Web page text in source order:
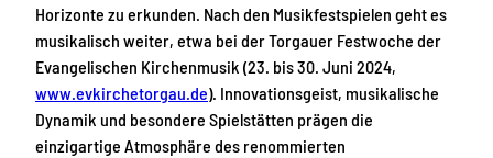
Horizonte zu erkunden. Nach den Musikfestspielen geht es
musikalisch weiter, etwa bei der Torgauer Festwoche der
Evangelischen Kirchenmusik (23. bis 30. Juni 2024,
www.evkirchetorgau.de). Innovationsgeist, musikalische
Dynamik und besondere Spielstätten prägen die
einzigartige Atmosphäre des renommierten